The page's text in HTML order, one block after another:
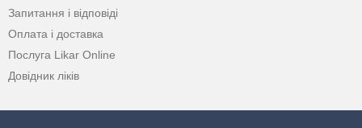
Запитання і відповіді
Оплата і доставка
Послуга Likar Online
Довідник ліків